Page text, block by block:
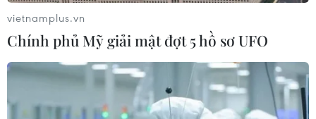
05/08/2026 01:18
Điều gì chờ đợi đồng yen sau cái bắt
tay giữa Mỹ-Nhật?
04/08/2026 14:11
vietnamplus.vn
Chính phủ Mỹ giải mật đợt 5 hồ sơ UFO